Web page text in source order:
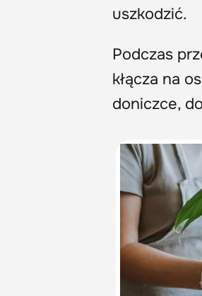
uszkodzić.
Podczas
kłącza na
doniczce,